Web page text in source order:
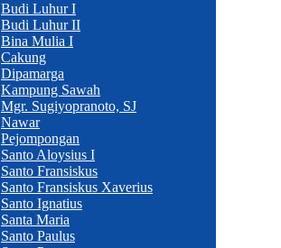
Budi Luhur I
Budi Luhur II
Bina Mulia I
Cakung
Dipamarga
Kampung Sawah
Mgr. Sugiyopranoto, SJ
Nawar
Pejompongan
Santo Aloysius I
Santo Fransiskus
Santo Fransiskus Xaverius
Santo Ignatius
Santa Maria
Santo Paulus